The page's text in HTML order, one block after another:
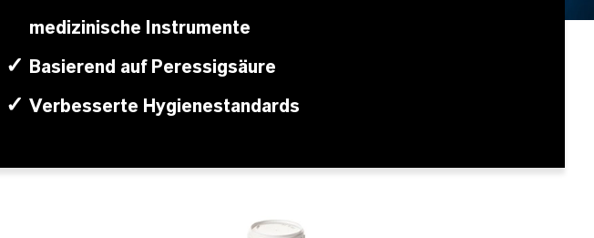
medizinische Instrumente
✓ Basierend auf Peressigsäure
✓ Verbesserte Hygienestandards